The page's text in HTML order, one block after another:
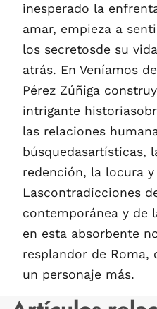
inesperado la
amar, empieza a
los secretosde su
atrás. En Veníamos
Pérez Zúñiga
intrigante
las relaciones
búsquedasartísticas,
redención, la locura y
Lascontradicciones
contemporánea y de
en esta absorbente
resplandor de Roma,
un personaje más.